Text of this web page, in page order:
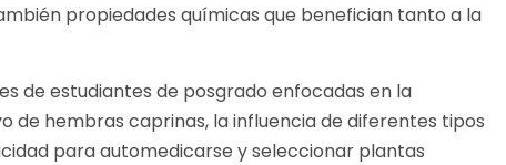
propiedades químicas que benefician tanto a la
de estudiantes de posgrado enfocadas en la
hembras caprinas, la influencia de diferentes tipos
para automedicarse y seleccionar plantas